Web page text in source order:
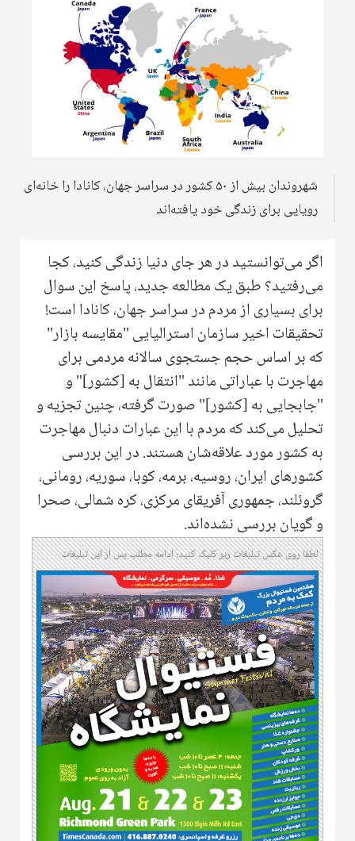
شهروندان بیش از ۵۰ کشور در سراسر جهان، کانادا را خانه‌ای
رویایی برای زندگی خود یافته‌اند
اگر می‌توانستید در هر جای دنیا زندگی کنید، کجا
می‌رفتید؟ طبق یک مطالعه جدید، پاسخ این سوال
برای بسیاری از مردم در سراسر جهان، کانادا است!
تحقیقات اخیر سازمان استرالیایی "مقایسه بازار"
که بر اساس حجم جستجوی سالانه مردمی برای
مهاجرت با عباراتی مانند "انتقال به [کشور]" و
"جابجایی به [کشور]" صورت گرفته، چنین تجزیه و
تحلیل می‌کند که مردم با این عبارات دنبال مهاجرت
به کشور مورد علاقه‌شان هستند. در این بررسی
کشورهای ایران، روسیه، برمه، کوبا، سوریه، رومانی،
گروئلند، جمهوری آفریقای مرکزی، کره شمالی، صحرا
و گویان بررسی نشده‌اند.
لطفا روی عکس تبلیغات زیر کلیک کنید؛ ادامه مطلب پس از این تبلیغات